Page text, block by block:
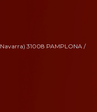
31008 PAMPLONA /